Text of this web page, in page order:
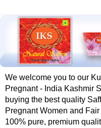
We welcome you to our
Pregnant - India Kashmir
buying the best quality
Pregnant Women and
100% pure, premium